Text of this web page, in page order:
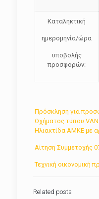
Καταληκτική
ημερομηνία/ώρα
υποβολής
προσφορών:
Πρόσκληση για
Οχήματος τύπου VAN
Ηλιακτίδα ΑΜΚΕ με
Αίτηση Συμμετοχής
Τεχνική οικονομική
Related posts